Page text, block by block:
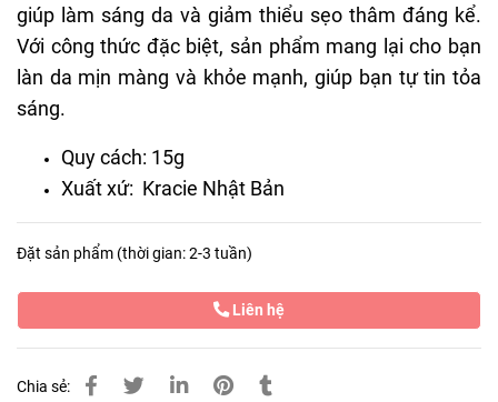
giúp làm sáng da và giảm thiểu sẹo thâm đáng kể.
Với công thức đặc biệt, sản phẩm mang lại cho bạn
làn da mịn màng và khỏe mạnh, giúp bạn tự tin tỏa
sáng.
Quy cách: 15g
Xuất xứ: Kracie Nhật Bản
Đặt sản phẩm (thời gian: 2-3 tuần)
Liên hệ
Chia sẻ: